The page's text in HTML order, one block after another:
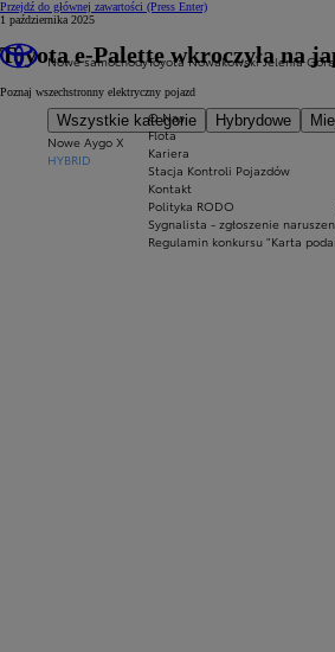
Przejdź do głównej zawartości (Press Enter)
Nowe samochody
Wszystkie kategorie Hybrydowe
Nowe Aygo X
HYBRID
Toyota Nowakowski Jelenia Góra
O Nas
Flota
Kariera
Stacja Kontroli Pojazdów
Kontakt
Polityka RODO
Sygnalista - zgłoszenie
Regulamin konkursu "Karta
1 października 2025
Toyota e-Palette wkroczyła na
Poznaj wszechstronny elektryczny pojazd